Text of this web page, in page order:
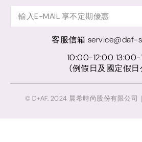
客服信箱 service@daf-
10:00-12:00 13:00-
(例假日及國定假日
© D+AF. 2024 晨希時尚股份有限公司